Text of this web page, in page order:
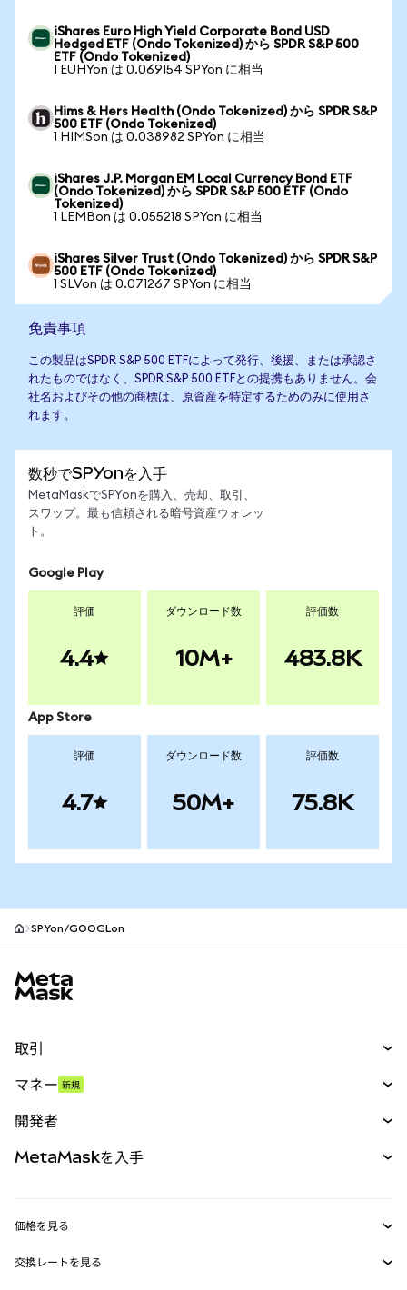
iShares Euro High Yield Corporate Bond USD
Hedged ETF (Ondo Tokenized) から SPDR S&P 500
ETF (Ondo Tokenized)
1 EUHYon は 0.069154 SPYon に相当
Hims & Hers Health (Ondo Tokenized) から SPDR S&P
500 ETF (Ondo Tokenized)
1 HIMSon は 0.038982 SPYon に相当
iShares J.P. Morgan EM Local Currency Bond ETF
(Ondo Tokenized) から SPDR S&P 500 ETF (Ondo
Tokenized)
1 LEMBon は 0.055218 SPYon に相当
iShares Silver Trust (Ondo Tokenized) から SPDR S&P
500 ETF (Ondo Tokenized)
1 SLVon は 0.071267 SPYon に相当
免責事項
この製品はSPDR S&P 500 ETFによって発行、後援、または承認さ
れたものではなく、SPDR S&P 500 ETFとの提携もありません。会
社名およびその他の商標は、原資産を特定するためのみに使用さ
れます。
数秒でSPYonを入手
MetaMaskでSPYonを購入、売却、取引、
スワップ。最も信頼される暗号資産ウォレッ
ト。
Google Play
評価
4.4
ダウンロード数
10M+
評価数
483.8K
App Store
評価
4.7
ダウンロード数
50M+
評価数
75.8K
SPYon/GOOGLon
取引
パーペチュアル
RWA
マネー 新規
開発者
MetaMask Connect
MetaMaskを入手
価格を見る
イーサリアムの価格
交換レートを見る